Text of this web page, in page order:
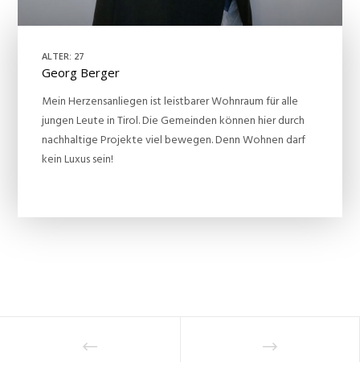
ALTER: 27
Georg Berger
Mein Herzensanliegen ist leistbarer Wohnraum für alle
jungen Leute in Tirol. Die Gemeinden können hier durch
nachhaltige Projekte viel bewegen. Denn Wohnen darf
kein Luxus sein!